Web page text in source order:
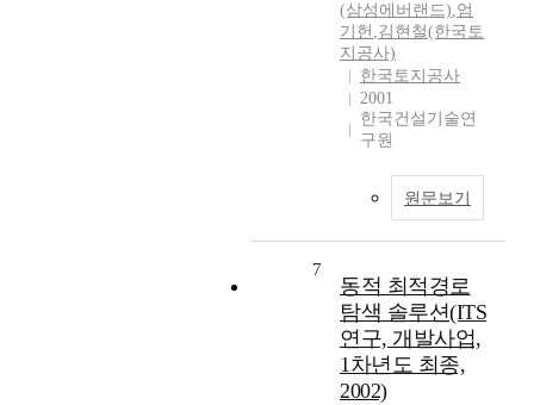
(삼성에버랜드),엄
기헌 ,김현철(한국토
지공사)
한국토지공사
2001
한국건설기술연
구원
원문보기
7
동적 최적경로
탐색 솔루션(ITS
연구, 개발사업,
1차년도 최종,
2002)